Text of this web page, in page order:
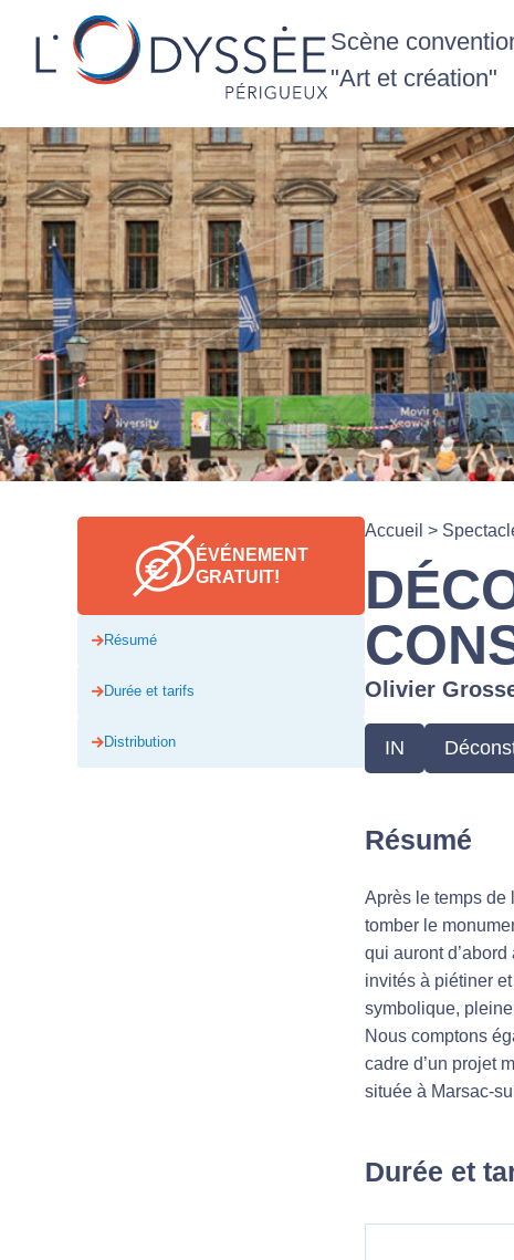
Scène
"Art et création"
ÉVÉNEMENT
GRATUIT!
Résumé
Durée et tarifs
Distribution
Accueil >
Olivier
IN
Résumé
Après le temps de
tomber le
qui auront
invités à piétiner
symbolique,
Nous comptons
cadre d’un projet
située à Marsac-
Durée et